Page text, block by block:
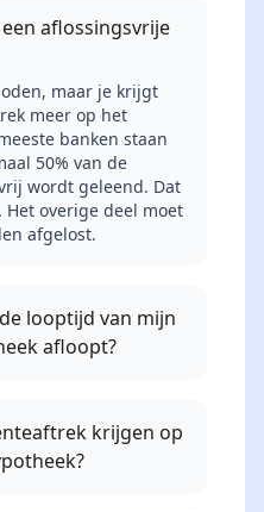
aflossingsvrije
maar je krijgt
meer op het
banken staan
50% van de
wordt geleend. Dat
overige deel moet
afgelost.
looptijd van mijn
afloopt?
krijgen op